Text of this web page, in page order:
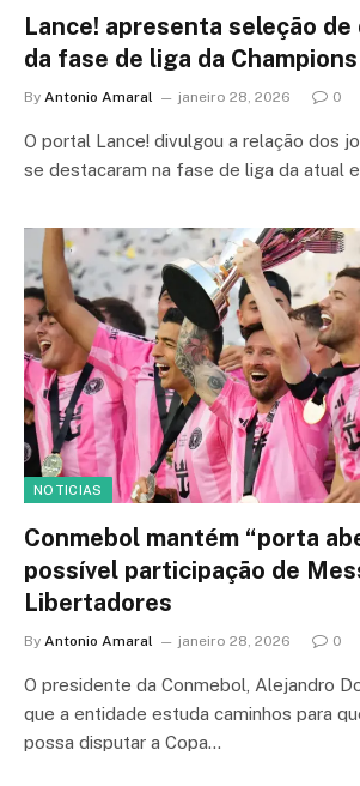
Lance! apresenta seleção
da fase de liga da
By Antonio Amaral janeiro 28, 2026 0
O portal Lance! divulgou a relação dos
se destacaram na fase de liga da atual
NOTICIAS
Conmebol mantém “porta
possível participação de
Libertadores
By Antonio Amaral janeiro 28, 2026 0
O presidente da Conmebol, Alejandro
que a entidade estuda caminhos para
possa disputar a Copa…